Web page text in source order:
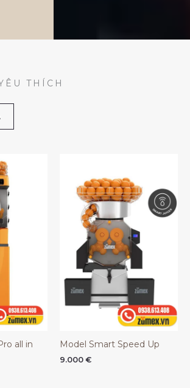
THÍCH
all in
Model Smart Speed Up
9.000 €